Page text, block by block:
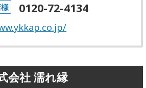
0120-72-4134
会社 濡れ縁